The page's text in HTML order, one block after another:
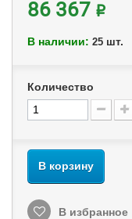
86 367 ₽
В наличии: 25 шт.
Количество
В корзину
В избранное